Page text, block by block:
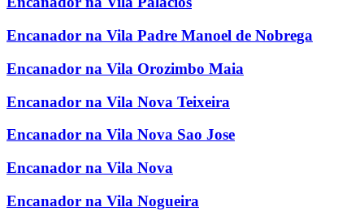
Encanador na Vila Padre Manoel de Nobrega
Encanador na Vila Orozimbo Maia
Encanador na Vila Nova Teixeira
Encanador na Vila Nova Sao Jose
Encanador na Vila Nova
Encanador na Vila Nogueira